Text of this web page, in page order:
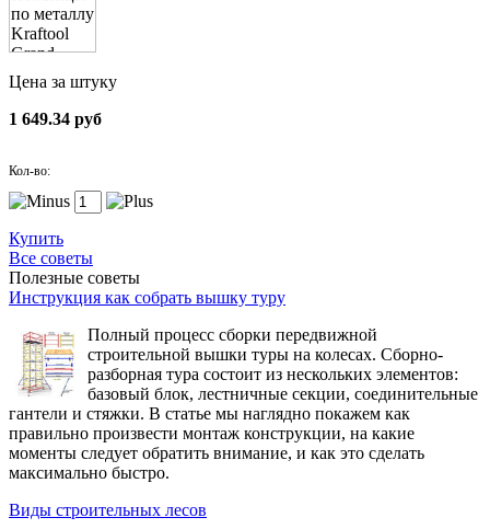
Цена за штуку
1 649.34 руб
Кол-во:
Купить
Все советы
Полезные советы
Инструкция как собрать вышку туру
Полный процесс сборки передвижной
строительной вышки туры на колесах. Сборно-
разборная тура состоит из нескольких элементов:
базовый блок, лестничные секции, соединительные
гантели и стяжки. В статье мы наглядно покажем как
правильно произвести монтаж конструкции, на какие
моменты следует обратить внимание, и как это сделать
максимально быстро.
Виды строительных лесов